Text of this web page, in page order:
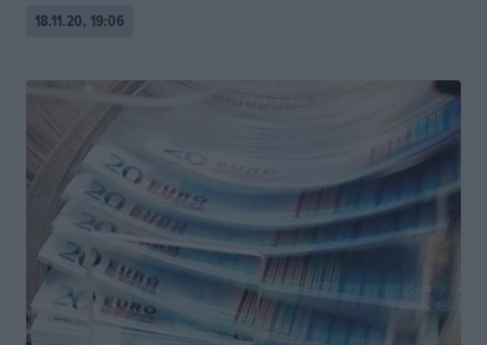
18.11.20, 19:06